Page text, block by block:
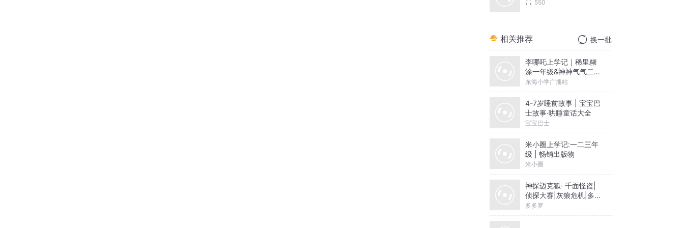
550
相关推荐 换一批
李哪吒上学记｜稀里糊
涂一年级&神神气气二年
级
东海小学广播站
4-7岁睡前故事 | 宝宝巴
士故事·哄睡童话大全
宝宝巴士
米小圈上学记:一二三年
级 | 畅销出版物
米小圈
神探迈克狐· 千面怪盗|
侦探大赛|灰狼危机|多多
罗
多多罗